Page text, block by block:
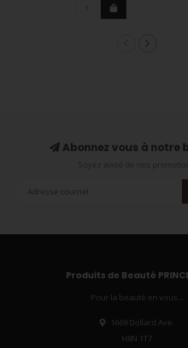
Abonnez vous à notre
Produits de Beauté
Pour la beauté en vous...
1669 Dollard Ave.
H8N 1T7